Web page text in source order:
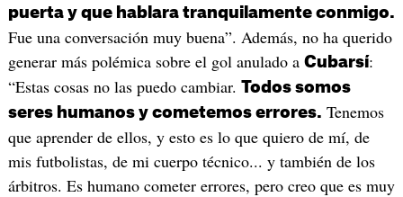
puerta y que hablara tranquilamente conmigo.
Fue una conversación muy buena”. Además, no ha querido
generar más polémica sobre el gol anulado a Cubarsí:
“Estas cosas no las puedo cambiar. Todos somos
seres humanos y cometemos errores. Tenemos
que aprender de ellos, y esto es lo que quiero de mí, de
mis futbolistas, de mi cuerpo técnico... y también de los
árbitros. Es humano cometer errores, pero creo que es muy